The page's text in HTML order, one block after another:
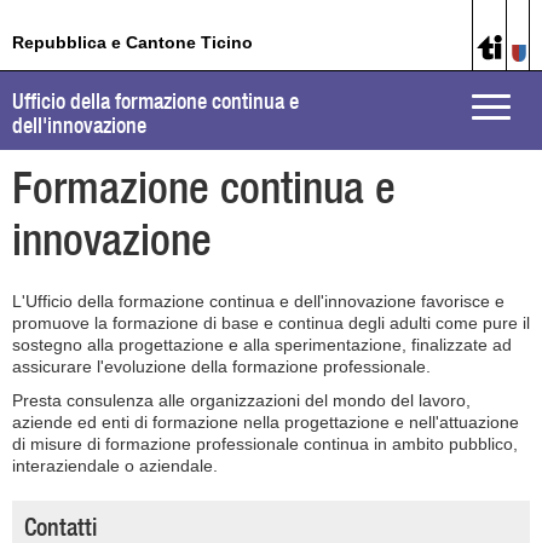
Repubblica e Cantone Ticino
Toggle
Ufficio della formazione continua e
dell'innovazione
Formazione continua e
innovazione
L'Ufficio della formazione continua e dell'innovazione favorisce e
promuove la formazione di base e continua degli adulti come pure il
sostegno alla progettazione e alla sperimentazione, finalizzate ad
assicurare l'evoluzione della formazione professionale.
Presta consulenza alle organizzazioni del mondo del lavoro,
aziende ed enti di formazione nella progettazione e nell'attuazione
di misure di formazione professionale continua in ambito pubblico,
interaziendale o aziendale.
Contatti